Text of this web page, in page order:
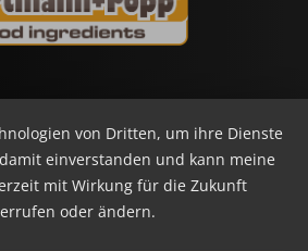
von Dritten, um ihre Dienste
einverstanden und kann meine
mit Wirkung für die Zukunft
oder ändern.